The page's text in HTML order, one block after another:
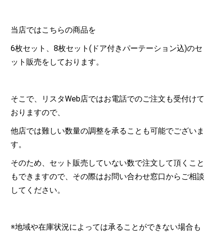
当店ではこちらの商品を
6枚セット、8枚セット(ドア付きパーテーション込)のセ
ット販売をしております。
そこで、リスタWeb店ではお電話でのご注文も受付けて
おりますので、
他店では難しい数量の調整を承ることも可能でございま
す。
そのため、セット販売していない数で注文して頂くこと
もできますので、その際はお問い合わせ窓口からご相談
してください。
※地域や在庫状況によっては承ることができない場合も